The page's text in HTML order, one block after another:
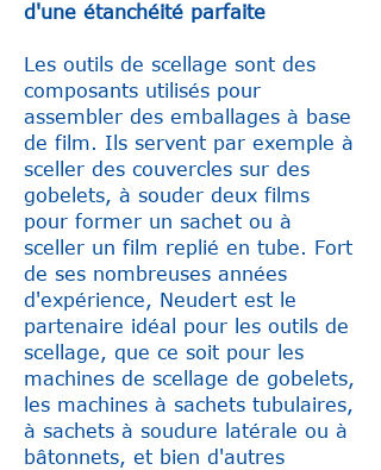
d'une étanchéité parfaite
Les outils de scellage sont des
composants utilisés pour
assembler des emballages à base
de film. Ils servent par exemple à
sceller des couvercles sur des
gobelets, à souder deux films
pour former un sachet ou à
sceller un film replié en tube. Fort
de ses nombreuses années
d'expérience, Neudert est le
partenaire idéal pour les outils de
scellage, que ce soit pour les
machines de scellage de gobelets,
les machines à sachets tubulaires,
à sachets à soudure latérale ou à
bâtonnets, et bien d'autres